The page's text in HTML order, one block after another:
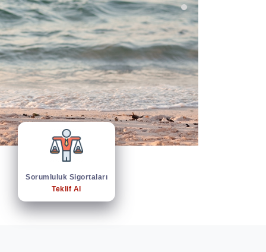
Sorumluluk Sigortaları
Teklif Al